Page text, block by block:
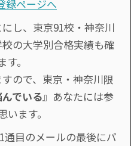
録ページへ
し、東京91校・神奈川
の大学別合格実績も確
。
ので、東京・神奈川限
でいる』あなたには参
ます。
通目のメールの最後にパ